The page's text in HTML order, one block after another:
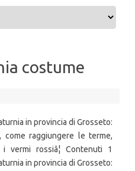
costume
in provincia di Grosseto:
come raggiungere le terme,
rossiâ¦ Contenuti 1
in provincia di Grosseto: